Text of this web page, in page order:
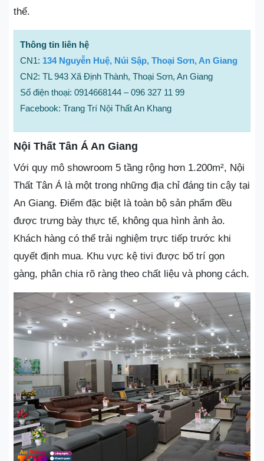
thể.
Thông tin liên hệ
CN1: 134 Nguyễn Huệ, Núi Sập, Thoại Sơn, An Giang
CN2: TL 943 Xã Định Thành, Thoại Sơn, An Giang
Số điện thoại: 0914668144 – 096 327 11 99
Facebook: Trang Trí Nội Thất An Khang
Nội Thất Tân Á An Giang
Với quy mô showroom 5 tầng rộng hơn 1.200m², Nội
Thất Tân Á là một trong những địa chỉ đáng tin cậy tại
An Giang. Điểm đặc biệt là toàn bộ sản phẩm đều
được trưng bày thực tế, không qua hình ảnh ảo.
Khách hàng có thể trải nghiệm trực tiếp trước khi
quyết định mua. Khu vực kệ tivi được bố trí gọn
gàng, phân chia rõ ràng theo chất liệu và phong cách.